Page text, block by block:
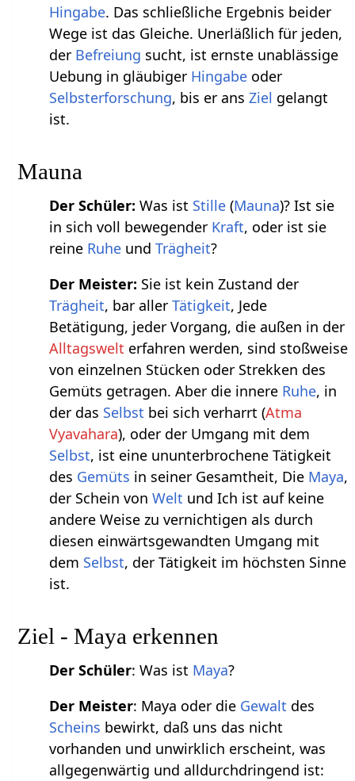
Hingabe. Das schließliche Ergebnis beider
Wege ist das Gleiche. Unerläßlich für jeden,
der Befreiung sucht, ist ernste unablässige
Uebung in gläubiger Hingabe oder
Selbsterforschung, bis er ansZiel gelangt
ist.
Mauna
Der Schüler: Was ist Stille (Mauna)? Ist sie
in sich voll bewegender Kraft, oder ist sie
reine Ruhe undTrägheit?
Der Meister: Sie ist kein Zustand der
Trägheit, bar allerTätigkeit, Jede
Betätigung, jeder Vorgang, die außen in der
Alltagswelt erfahren werden, sind stoßweise
von einzelnen Stücken oder Strekken des
Gemüts getragen. Aber die innere Ruhe, in
der das Selbst bei sich verharrt (Atma
Vyavahara), oder der Umgang mit dem
Selbst, ist eine ununterbrochene Tätigkeit
des Gemüts in seiner Gesamtheit, Die Maya,
der Schein vonWelt und Ich ist auf keine
andere Weise zu vernichtigen als durch
diesen einwärtsgewandten Umgang mit
dem Selbst, der Tätigkeit im höchsten Sinne
ist.
Ziel - Maya erkennen
Der Schüler: Was ist Maya?
Der Meister: Maya oder die Gewalt des
Scheins bewirkt, daß uns das nicht
vorhanden und unwirklich erscheint, was
allgegenwärtig und alldurchdringend ist: